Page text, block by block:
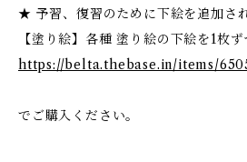
★ 予習、復習のために下絵を追加さ
【塗り絵】各種 塗り絵の下絵を1枚ず
https://belta.thebase.in/items/
でご購入ください。